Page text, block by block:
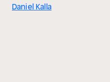
Daniel Kalla